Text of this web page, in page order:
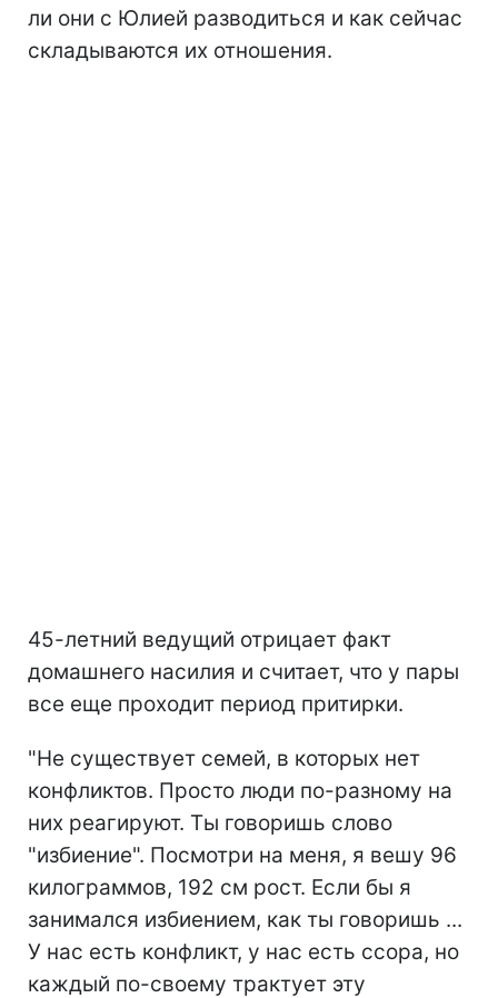
ли они с Юлией разводиться и как сейчас
складываются их отношения.
45-летний ведущий отрицает факт
домашнего насилия и считает, что у пары
все еще проходит период притирки.
"Не существует семей, в которых нет
конфликтов. Просто люди по-разному на
них реагируют. Ты говоришь слово
"избиение". Посмотри на меня, я вешу 96
килограммов, 192 см рост. Если бы я
занимался избиением, как ты говоришь ...
У нас есть конфликт, у нас есть ссора, но
каждый по-своему трактует эту